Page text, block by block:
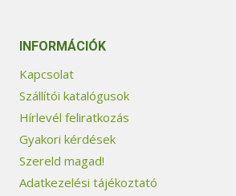
INFORMÁCIÓK
Kapcsolat
Szállítói katalógusok
Hírlevél feliratkozás
Gyakori kérdések
Szereld magad!
Adatkezelési tájékoztató